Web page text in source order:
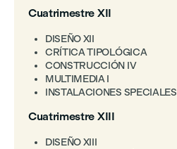
Cuatrimestre XII
DISEÑO XII
CRÍTICA TIPOLÓGICA
CONSTRUCCIÓN IV
MULTIMEDIA I
INSTALACIONES SPECIALES
Cuatrimestre XIII
DISEÑO XIII